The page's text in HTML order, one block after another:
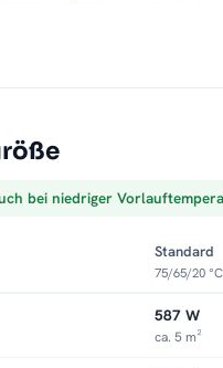
bei niedriger
Standard
75/65/20 °C
587 W
ca. 5 m²